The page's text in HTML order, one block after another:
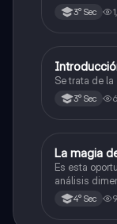
3° Sec
Biología
Se trata de
3° Sec
Física
La magia
Es esta
análisis
de las
4° Sec